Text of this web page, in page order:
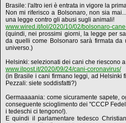
Brasile: l'altro ieri è entrata in vigore la
Non mi riferisco a Bolsonaro, non sia
una legge contro gli abusi sugli animali!
www.wired.it/lol/2020/10/02/bolsonaro-
(quindi, nei prossimi giorni, la legge per
da quelli come Bolsonaro sarà firmata
universo.)
Helsinki: selezionati dei cani che riescono
www.ilpost.it/2020/09/24/cani-coronavirus/
(in Brasile i cani firmano leggi, ad Helsinki
Pezzali: siete soddisfatti?)
Germaaaania: come sicuramente sapete,
conseguente scioglimento dei "CCCP
i tedeschi ci tengono!).
E quindi il parlamentare tedesco